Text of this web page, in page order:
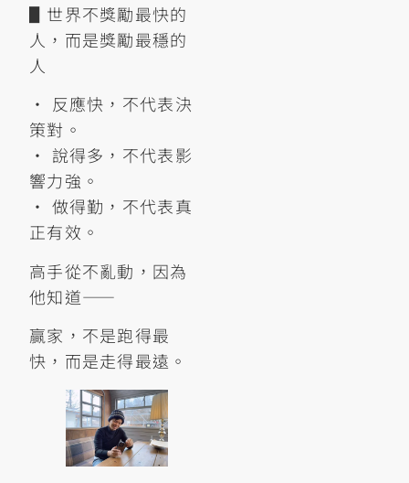
▋世界不獎勵最快的
人，而是獎勵最穩的
人
• 反應快，不代表決
策對。
• 說得多，不代表影
響力強。
• 做得勤，不代表真
正有效。
高手從不亂動，因為
他知道——
贏家，不是跑得最
快，而是走得最遠。